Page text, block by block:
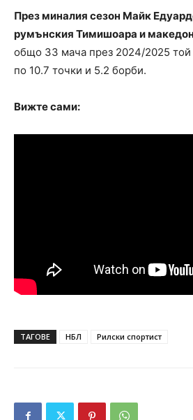
През миналия сезон Майк
румънския Тимишоара и
общо 33 мача през 2024/2025 той
по 10.7 точки и 5.2 борби.
Вижте сами:
ТАГОВЕ НБЛ Рилски спортист